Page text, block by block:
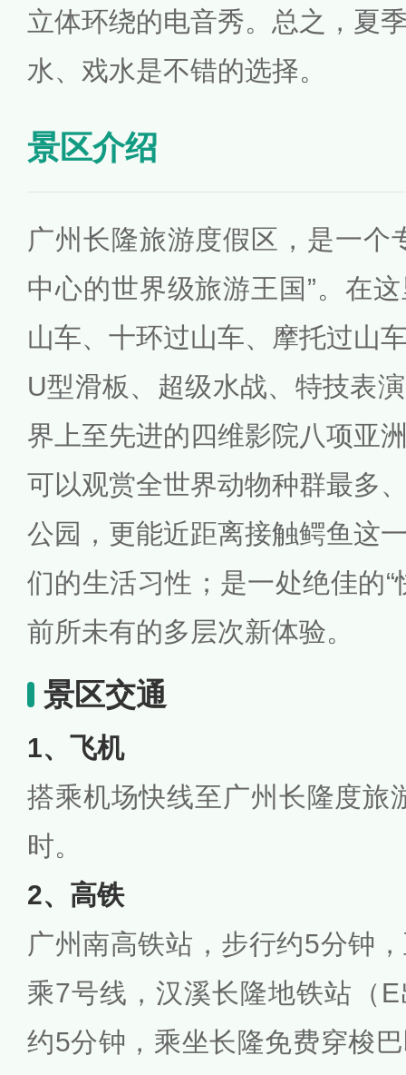
立体环绕的电音秀。总之，夏
水、戏水是不错的选择。
景区介绍
广州长隆旅游度假区，是一个
中心的世界级旅游王国”。在
山车、十环过山车、摩托过山
U型滑板、超级水战、特技表
界上至先进的四维影院八项亚
可以观赏全世界动物种群最多
公园，更能近距离接触鳄鱼这
们的生活习性；是一处绝佳的“
前所未有的多层次新体验。
景区交通
1、飞机
搭乘机场快线至广州长隆度旅
时。
2、高铁
广州南高铁站，步行约5分钟
乘7号线，汉溪长隆地铁站（
约5分钟，乘坐长隆免费穿梭